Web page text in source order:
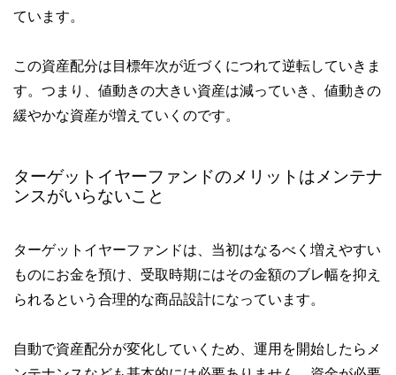
ています。
この資産配分は目標年次が近づくにつれて逆転していきま
す。つまり、値動きの大きい資産は減っていき、値動きの
緩やかな資産が増えていくのです。
ターゲットイヤーファンドのメリットはメンテナ
ンスがいらないこと
ターゲットイヤーファンドは、当初はなるべく増えやすい
ものにお金を預け、受取時期にはその金額のブレ幅を抑え
られるという合理的な商品設計になっています。
自動で資産配分が変化していくため、運用を開始したらメ